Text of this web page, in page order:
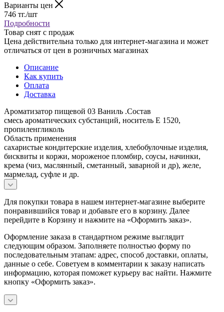
Варианты цен
746 тг./шт
Подробности
Товар снят с продаж
Цена действительна только для интернет-магазина и может
отличаться от цен в розничных магазинах
Описание
Как купить
Оплата
Доставка
Ароматизатор пищевой 03 Ваниль .Состав
смесь ароматических субстанций, носитель E 1520,
пропиленгликоль
Область применения
сахаристые кондитерские изделия, хлебобулочные изделия,
бисквиты и коржи, мороженое пломбир, соусы, начинки,
крема (чиз, маслянный, сметанный, заварной и др), желе,
мармелад, суфле и др.
Для покупки товара в нашем интернет-магазине выберите
понравившийся товар и добавьте его в корзину. Далее
перейдите в Корзину и нажмите на «Оформить заказ».
Оформление заказа в стандартном режиме выглядит
следующим образом. Заполняете полностью форму по
последовательным этапам: адрес, способ доставки, оплаты,
данные о себе. Советуем в комментарии к заказу написать
информацию, которая поможет курьеру вас найти. Нажмите
кнопку «Оформить заказ».